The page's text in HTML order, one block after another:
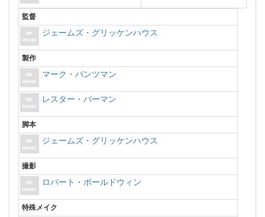
監督
ジェームズ・グリッケンハウス
製作
マーク・バンツマン
レスター・バーマン
脚本
ジェームズ・グリッケンハウス
撮影
ロバート・ボールドウィン
特殊メイク